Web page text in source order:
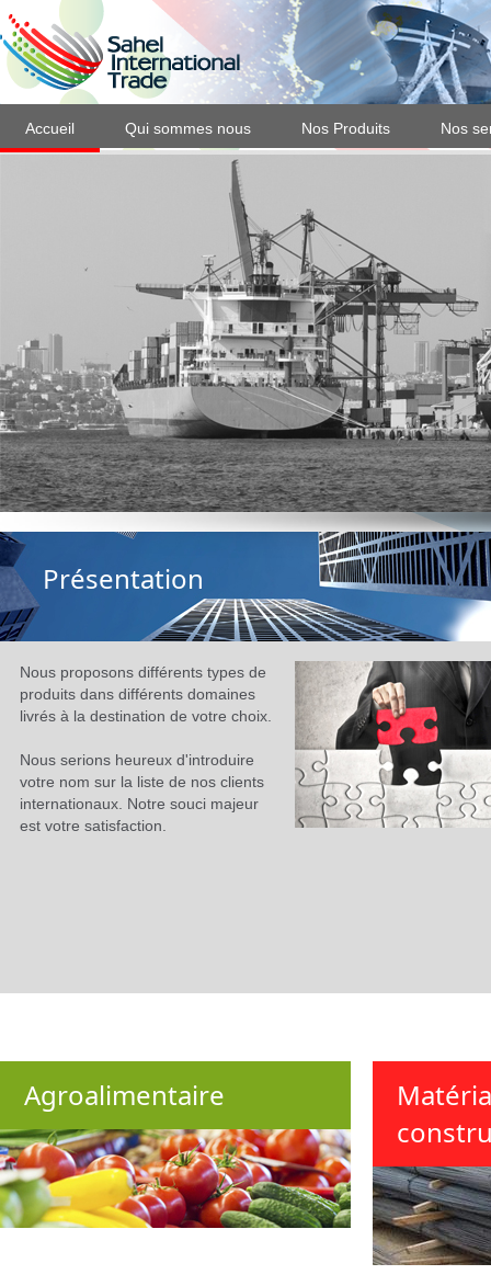
Accueil Qui sommes nous Nos Produits Nos
Présentation
Nous proposons différents types de
produits dans différents domaines
livrés à la destination de votre choix.
Nous serions heureux d'introduire
votre nom sur la liste de nos clients
internationaux. Notre souci majeur
est votre satisfaction.
Agroalimentaire